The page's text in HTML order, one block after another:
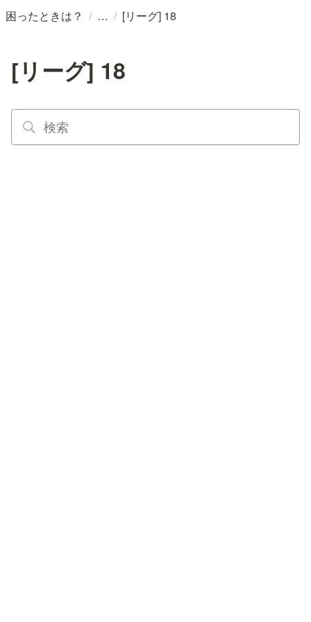
困ったときは？ / / [リーグ] 18
[リーグ] 18